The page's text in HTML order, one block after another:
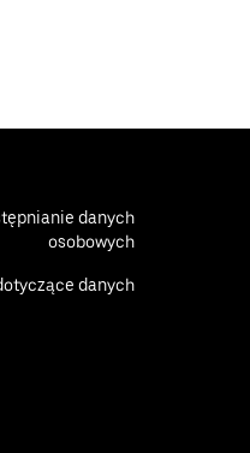
danych
osobowych
danych